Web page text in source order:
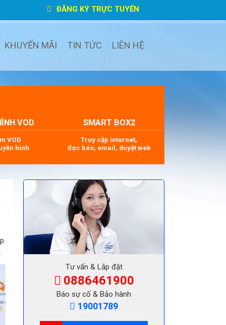
ĐĂNG KÝ TRỰC TUYẾN
KHUYẾN MÃI TIN TỨC LIÊN HỆ
VOD
VOD
hình
SMART BOX2
Truy cập internet,
đọc báo, email, duyệt web
Tư vấn & Lắp đặt
0886461900
Báo sự cố & Bảo hành
19001789